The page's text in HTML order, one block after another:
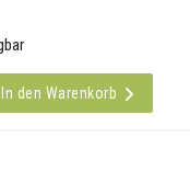
den Warenkorb